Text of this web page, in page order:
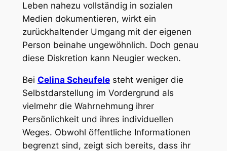
Leben nahezu vollständig in sozialen
Medien dokumentieren, wirkt ein
zurückhaltender Umgang mit der eigenen
Person beinahe ungewöhnlich. Doch genau
diese Diskretion kann Neugier wecken.
Bei Celina Scheufelesteht weniger die
Selbstdarstellung im Vordergrund als
vielmehr die Wahrnehmung ihrer
Persönlichkeit und ihres individuellen
Weges. Obwohl öffentliche Informationen
begrenzt sind, zeigt sich bereits, dass ihr